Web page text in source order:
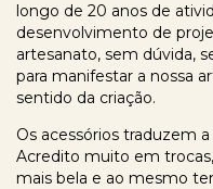
longo de 20 anos de
desenvolvimento de
artesanato, sem dúvida,
para manifestar a nossa
sentido da criação.
Os acessórios traduzem
Acredito muito em
mais bela e ao mesmo